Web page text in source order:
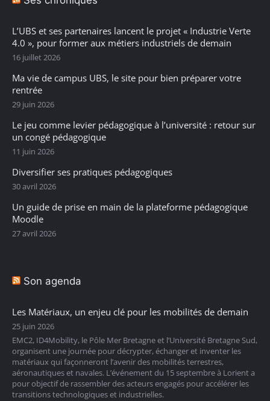
L’UBS et ses partenaires lancent le projet « Industrie Verte
4.0 », pour former aux métiers industriels de demain
16 juillet 2026
Ma vie de campus UBS, le site pour bien préparer votre
rentrée
29 juin 2026
Le jeu comme levier pédagogique à l’université : retour sur
un congé pédagogique
11 juin 2026
Diversifier ses pratiques pédagogiques
30 avril 2026
Un guide de prise en main de la plateforme pédagogique
Moodle
27 avril 2026
Son agenda
Les Matériaux, un enjeu clé pour les mobilités de demain
25 juin 2026
EMC2, ID4Mobility, le Pôle Mer Bretagne et l’Université Bretagne Sud,
organisent une journée pour décrypter, échanger et inventer les
matériaux qui façonneront l’avenir des mobilités terrestres,
aéronautiques et navales. L’événement du 15 septembre à Lorient a
pour objectif de rassembler des acteurs engagés pour accélérer les
transitions technologiques et industrielles.